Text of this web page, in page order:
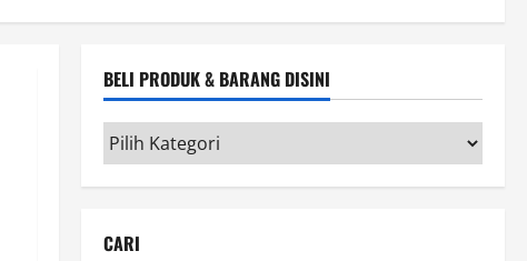
BELI PRODUK & BARANG DISINI
Beli
Produk
&
disini
CARI